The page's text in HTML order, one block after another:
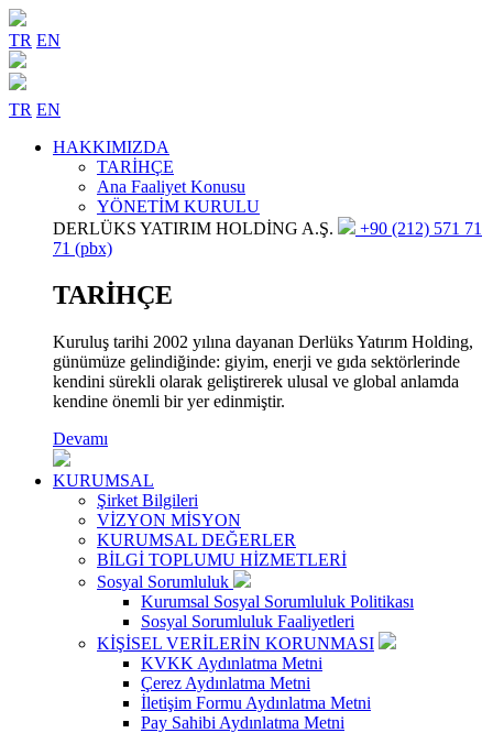
TR EN
TR EN
HAKKIMIZDA
TARİHÇE
Ana Faaliyet Konusu
YÖNETİM KURULU
DERLÜKS YATIRIM HOLDİNG A.Ş.
+90 (212) 571 71
71 (pbx)
TARİHÇE
Kuruluş tarihi 2002 yılına dayanan Derlüks Yatırım Holding,
günümüze gelindiğinde: giyim, enerji ve gıda sektörlerinde
kendini sürekli olarak geliştirerek ulusal ve global anlamda
kendine önemli bir yer edinmiştir.
Devamı
KURUMSAL
Şirket Bilgileri
VİZYON MİSYON
KURUMSAL DEĞERLER
BİLGİ TOPLUMU HİZMETLERİ
Sosyal Sorumluluk
Kurumsal Sosyal Sorumluluk Politikası
Sosyal Sorumluluk Faaliyetleri
KİŞİSEL VERİLERİN KORUNMASI
KVKK Aydınlatma Metni
Çerez Aydınlatma Metni
İletişim Formu Aydınlatma Metni
Pay Sahibi Aydınlatma Metni